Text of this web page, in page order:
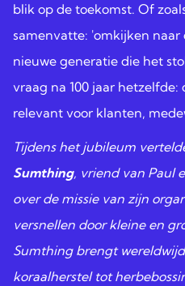
blik op de toekomst. Of
samenvatte: 'omkijken naar
nieuwe generatie die het
vraag na 100 jaar
relevant voor klanten,
Tijdens het jubileum
Sumthing, vriend van Paul
over de missie van zijn
versnellen door kleine en
Sumthing brengt
koraalherstel tot